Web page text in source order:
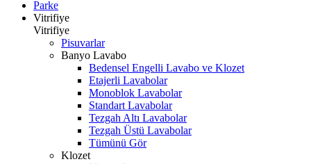
Parke
Vitrifiye
Vitrifiye
Pisuvarlar
Banyo Lavabo
Bedensel Engelli Lavabo ve Klozet
Etajerli Lavabolar
Monoblok Lavabolar
Standart Lavabolar
Tezgah Altı Lavabolar
Tezgah Üstü Lavabolar
Tümünü Gör
Klozet